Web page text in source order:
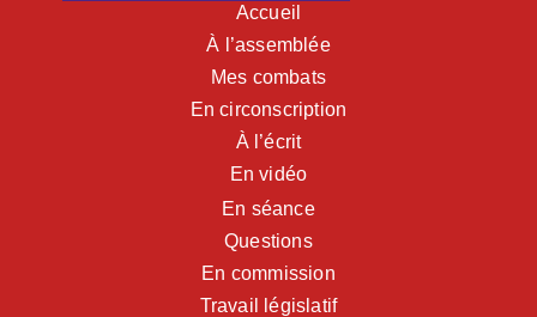
Accueil
À l’assemblée
Mes combats
En circonscription
À l’écrit
En vidéo
En séance
Questions
En commission
Travail législatif